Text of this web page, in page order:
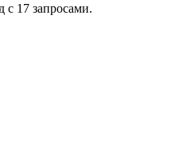
с 17 запросами.